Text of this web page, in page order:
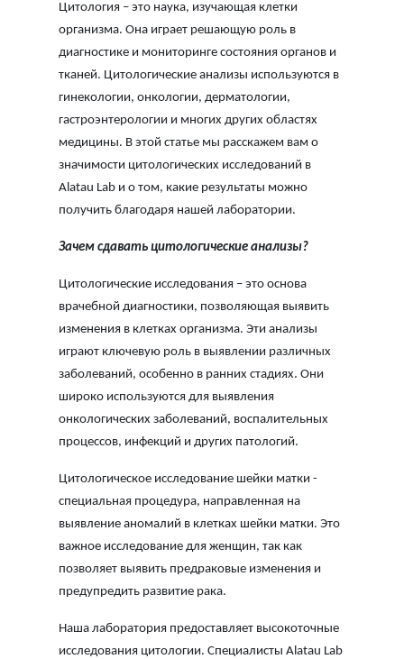
Цитология – это наука, изучающая клетки
организма. Она играет решающую роль в
диагностике и мониторинге состояния органов и
тканей. Цитологические анализы используются в
гинекологии, онкологии, дерматологии,
гастроэнтерологии и многих других областях
медицины. В этой статье мы расскажем вам о
значимости цитологических исследований в
Alatau Lab и о том, какие результаты можно
получить благодаря нашей лаборатории.
Зачем сдавать цитологические анализы?
Цитологические исследования – это основа
врачебной диагностики, позволяющая выявить
изменения в клетках организма. Эти анализы
играют ключевую роль в выявлении различных
заболеваний, особенно в ранних стадиях. Они
широко используются для выявления
онкологических заболеваний, воспалительных
процессов, инфекций и других патологий.
Цитологическое исследование шейки матки -
специальная процедура, направленная на
выявление аномалий в клетках шейки матки. Это
важное исследование для женщин, так как
позволяет выявить предраковые изменения и
предупредить развитие рака.
Наша лаборатория предоставляет высокоточные
исследования цитологии. Специалисты Alatau Lab